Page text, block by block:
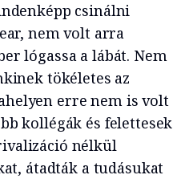
csinálni
nem volt arra
lógassa a lábát. Nem
tökéletes az
erre nem is volt
kollégák és felettesek
nélkül
átadták a tudásukat